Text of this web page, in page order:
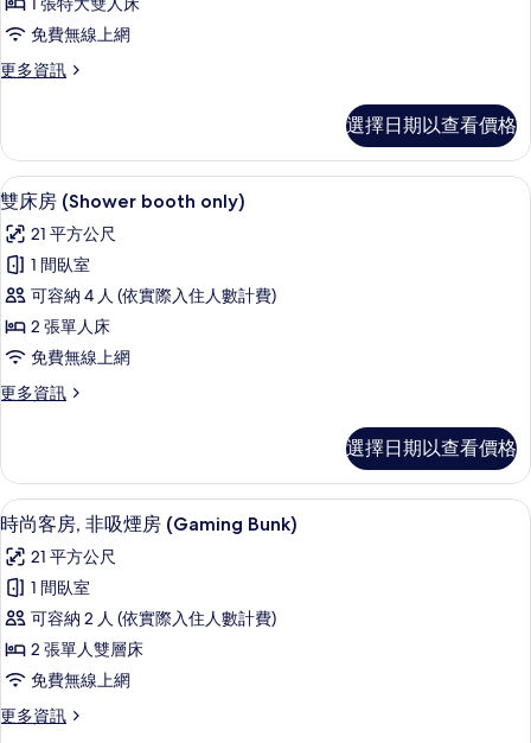
人
房
(Shower
的
所
有
相
片
免費無線上網
更多資訊
更
雙
人
房
(Shower
booth
only)
詳
情
選擇日期以查看價格
顯
示
雙
床
房
(Shower
booth
only)
有
相
片
高級寢具、羽絨被、客房內保險箱、
16
雙床房 (Shower booth only)
21 平方公尺
1 間臥室
可容納 4 人 (依實際入住人數計費)
2 張單人床
免費無線上網
更多資訊
更
房
(Shower
booth
的
詳
選擇日期以查看價格
顯
示
時
尚
客
房,
非
吸
時尚客房, 非吸煙房 (Gaming Bunk) |
20
時尚客房, 非吸煙房 (Gaming Bunk)
21 平方公尺
1 間臥室
可容納 2 人 (依實際入住人數計費)
2 張單人雙層床
免費無線上網
更多資訊
更